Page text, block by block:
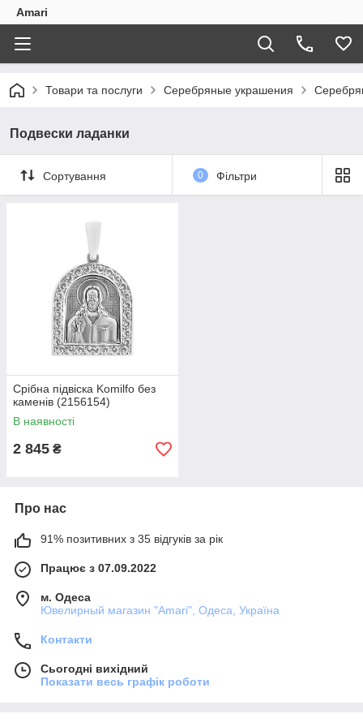
Amari
Товари та послуги Серебряные украшения
Подвески ладанки
Сортування 0 Фільтри
Срібна підвіска Komilfo без
каменів (2156154)
В наявності
2 845 ₴
Про нас
91% позитивних з 35 відгуків за рік
Працює з 07.09.2022
м. Одеса
Ювелирный магазин "Amari", Одеса, Україна
Контакти
Сьогодні вихідний
Показати весь графік роботи